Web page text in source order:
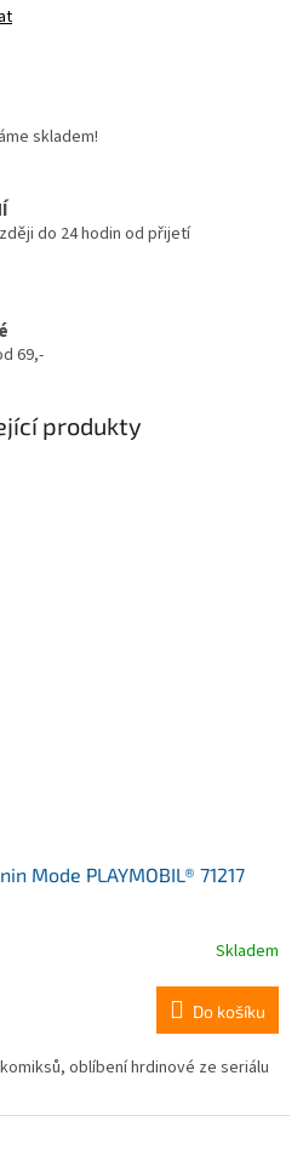
skladem!
do 24 hodin od přijetí
69,-
produkty
Mode PLAYMOBIL® 71217
Skladem
Do košíku
oblíbení hrdinové ze seriálu